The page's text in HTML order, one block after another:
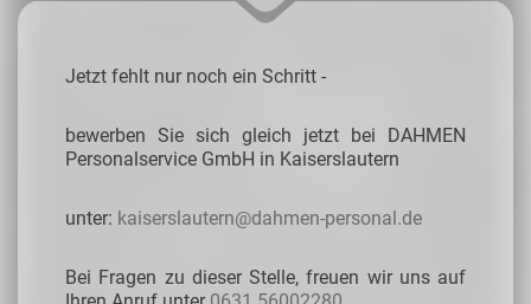
Jetzt fehlt nur noch ein Schritt -
bewerben Sie sich gleich jetzt bei DAHMEN
Personalservice GmbH in Kaiserslautern
unter: kaiserslautern@dahmen-personal.de
Bei Fragen zu dieser Stelle, freuen wir uns auf